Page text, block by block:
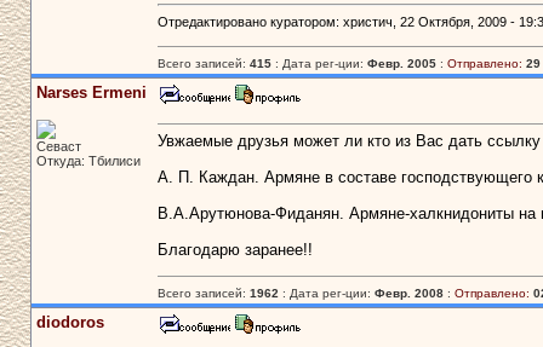
Отредактировано куратором: христич, 22 Октября, 2009 -
Всего записей: 415: Дата рег-ции: Февр. 2005: Отправлено: 29
Narses Ermeni
Севаст
Откуда: Тбилиси
Увжаемые друзья может ли кто из Вас дать ссылку
А. П. Каждан. Армяне в составе господствующего
В.А.Арутюнова-Фиданян. Армяне-халкнидониты на
Благодарю заранее!!
Всего записей: 1962 : Дата рег-ции: Февр. 2008: Отправлено:
diodoros